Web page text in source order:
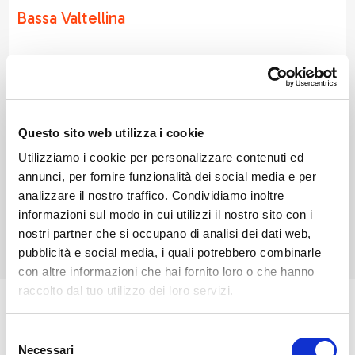
Questo sito web utilizza i cookie
Utilizziamo i cookie per personalizzare contenuti ed
annunci, per fornire funzionalità dei social media e per
analizzare il nostro traffico. Condividiamo inoltre
informazioni sul modo in cui utilizzi il nostro sito con i
nostri partner che si occupano di analisi dei dati web,
pubblicità e social media, i quali potrebbero combinarle
con altre informazioni che hai fornito loro o che hanno
raccolto dal tuo utilizzo dei loro servizi.
Necessari
Bassa Valtellina
Civo si trova sulla Costiera dei Cech, in Bassa
Valtellina, ed è composto da numerose frazioni
distribuite tra boschi e terrazzamenti. Da visitare la
chiesa di San Bartolomeo a Caspano e i panorami dai
Prati Nestrelli. È punto di partenza per escursioni
verso la Cima del Desenigo e il Monte Bassetta. Ogni
agosto ospita la Festa di San Bartolomeo, con
celebrazioni religiose e momenti conviviali.
caratteristiche così diverse ha fatto sorgere nel